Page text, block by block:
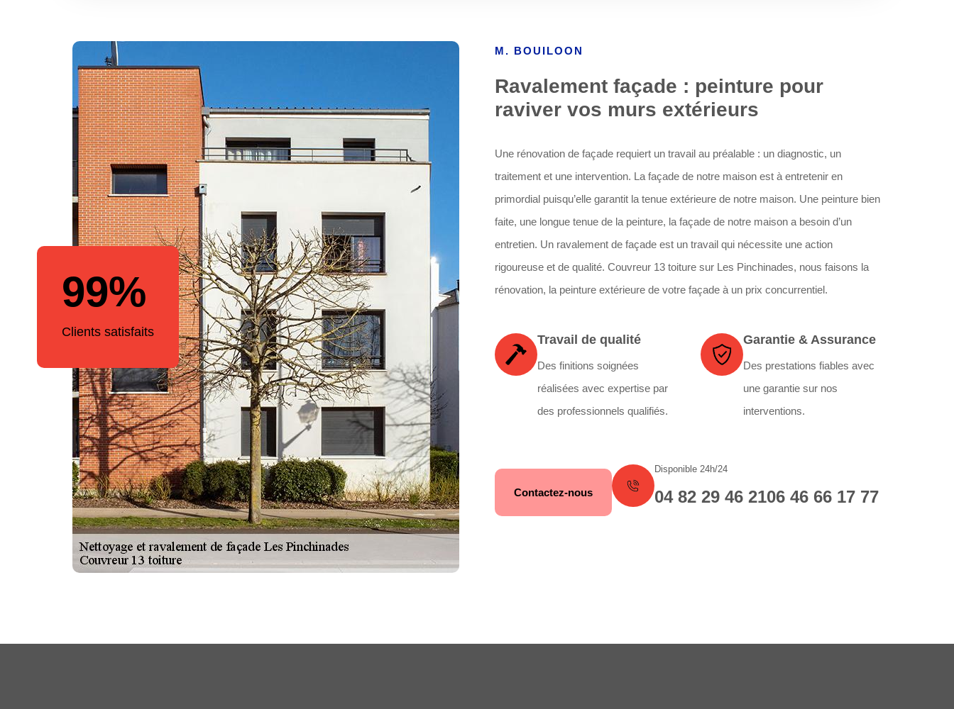
99%
Clients satisfaits
M. BOUILOON
Ravalement façade : peinture pour
raviver vos murs extérieurs
Une rénovation de façade requiert un travail au préalable : un diagnostic, un
traitement et une intervention. La façade de notre maison est à entretenir en
primordial puisqu’elle garantit la tenue extérieure de notre maison. Une peinture bien
faite, une longue tenue de la peinture, la façade de notre maison a besoin d’un
entretien. Un ravalement de façade est un travail qui nécessite une action
rigoureuse et de qualité. Couvreur 13 toiture sur Les Pinchinades, nous faisons la
rénovation, la peinture extérieure de votre façade à un prix concurrentiel.
Travail de qualité
Des finitions soignées
réalisées avec expertise par
des professionnels qualifiés.
Garantie & Assurance
Des prestations fiables avec
une garantie sur nos
interventions.
Contactez-nous
Disponible 24h/24
04 82 29 46 2106 46 66 17 77